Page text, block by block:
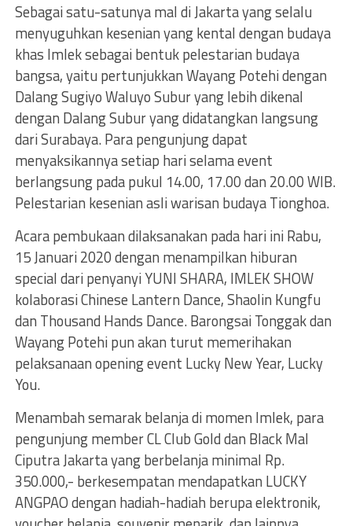
Sebagai satu-satunya mal di Jakarta yang selalu
menyuguhkan kesenian yang kental dengan budaya
khas Imlek sebagai bentuk pelestarian budaya
bangsa, yaitu pertunjukkan Wayang Potehi dengan
Dalang Sugiyo Waluyo Subur yang lebih dikenal
dengan Dalang Subur yang didatangkan langsung
dari Surabaya. Para pengunjung dapat
menyaksikannya setiap hari selama event
berlangsung pada pukul 14.00, 17.00 dan 20.00 WIB.
Pelestarian kesenian asli warisan budaya Tionghoa.
Acara pembukaan dilaksanakan pada hari ini Rabu,
15 Januari 2020 dengan menampilkan hiburan
special dari penyanyi YUNI SHARA, IMLEK SHOW
kolaborasi Chinese Lantern Dance, Shaolin Kungfu
dan Thousand Hands Dance. Barongsai Tonggak dan
Wayang Potehi pun akan turut memerihakan
pelaksanaan opening event Lucky New Year, Lucky
You.
Menambah semarak belanja di momen Imlek, para
pengunjung member CL Club Gold dan Black Mal
Ciputra Jakarta yang berbelanja minimal Rp.
350.000,- berkesempatan mendapatkan LUCKY
ANGPAO dengan hadiah-hadiah berupa elektronik,